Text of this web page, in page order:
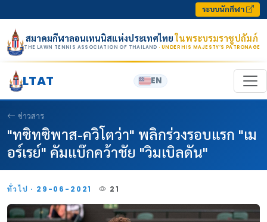
ระบบนักกีฬา
สมาคมกีฬาลอนเทนนิสแห่งประเทศไทยในพระบรมราชูปถัมภ์
THE LAWN TENNIS ASSOCIATION OF THAILAND · UNDER HIS MAJESTY’S PATRONAGE
LTAT EN
ข่าวสาร
"ทซิทซิพาส-ควิโตว่า" พลิกร่วงรอบแรก "เม
อร์เรย์" คัมแบ๊กคว้าชัย "วิมเบิลดัน"
ทั่วไป · 29-06-2021 21